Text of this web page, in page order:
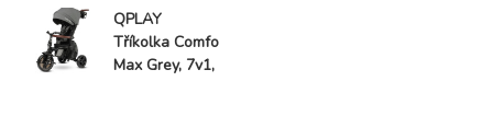
QPLAY
Tříkolka Comfo
Max Grey, 7v1,